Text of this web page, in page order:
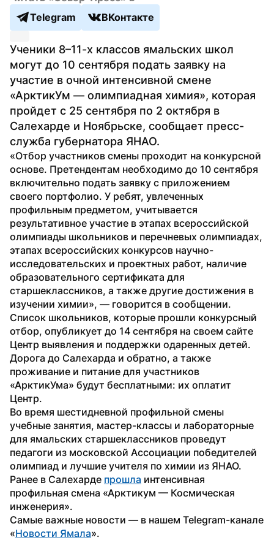
Telegram
ВКонтакте
Ученики 8–11-х классов ямальских школ
могут до 10 сентября подать заявку на
участие в очной интенсивной смене
«АрктикУм — олимпиадная химия», которая
пройдет с 25 сентября по 2 октября в
Салехарде и Ноябрьске, сообщает пресс-
служба губернатора ЯНАО.
«Отбор участников смены проходит на конкурсной
основе. Претендентам необходимо до 10 сентября
включительно подать заявку с приложением
своего портфолио. У ребят, увлеченных
профильным предметом, учитывается
результативное участие в этапах всероссийской
олимпиады школьников и перечневых олимпиадах,
этапах всероссийских конкурсов научно-
исследовательских и проектных работ, наличие
образовательного сертификата для
старшеклассников, а также другие достижения в
изучении химии», — говорится в сообщении.
Список школьников, которые прошли конкурсный
отбор, опубликует до 14 сентября на своем сайте
Центр выявления и поддержки одаренных детей.
Дорога до Салехарда и обратно, а также
проживание и питание для участников
«АрктикУма» будут бесплатными: их оплатит
Центр.
Во время шестидневной профильной смены
учебные занятия, мастер-классы и лабораторные
для ямальских старшеклассников проведут
педагоги из московской Ассоциации победителей
олимпиад и лучшие учителя по химии из ЯНАО.
Ранее в Салехарде прошла интенсивная
профильная смена «Арктикум — Космическая
инженерия».
Самые важные новости — в нашем Telegram-канале
«Новости Ямала».